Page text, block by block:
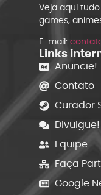
Veja aqui
games,
E-mail:
Links
Anuncie!
Contato
Curador
Divulgue!
Equipe
Faça
Google